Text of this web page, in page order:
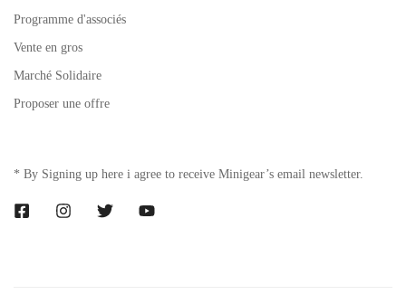
Programme d'associés
Vente en gros
Marché Solidaire
Proposer une offre
* By Signing up here i agree to receive Minigear’s email newsletter.